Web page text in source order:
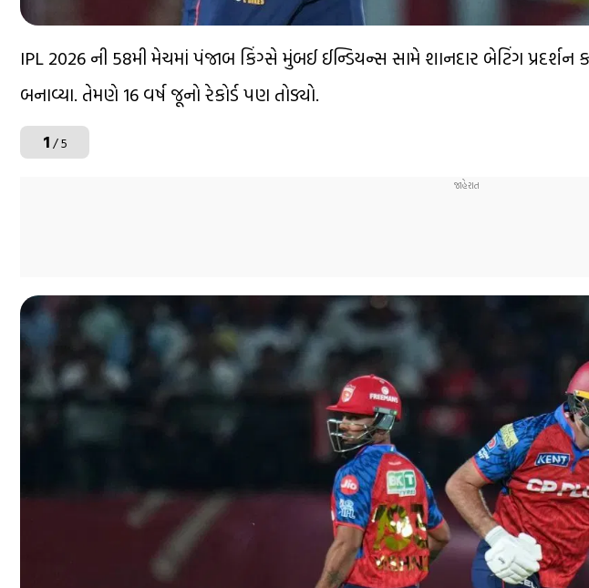
IPL 2026 ની 58મી મેચમાં પંજાબ કિંગ્સે મુંબઈ ઈન્ડિયન્સ સામે શાનદાર બેટિંગ
બનાવ્યા. તેમણે 16 વર્ષ જૂનો રેકોર્ડ પણ તોડ્યો.
1/ 5